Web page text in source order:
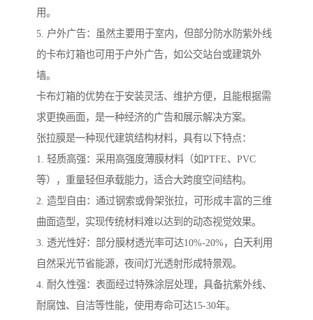
用。
5. 户外广告：虽然主要用于室内，但部分防水防紫外线
的卡布灯箱也可用于户外广告，如公交站台或建筑外
墙。
卡布灯箱的优势在于安装灵活、维护方便，且能根据需
求更换画面，是一种经济的广告和展示解决方案。
张拉膜是一种现代建筑结构材料，具有以下特点：
1. 轻质高强：采用高强度薄膜材料（如PTFE、PVC
等），重量轻但承载能力，适合大跨度空间结构。
2. 造型自由：通过钢索或骨架张拉，可形成丰富的三维
曲面造型，实现传统材料难以达到的动态视觉效果。
3. 透光性好：部分膜材透光率可达10%-20%，白天利用
自然采光节省能源，夜间灯光透射形成特景观。
4. 耐久性强：表面经过特殊涂层处理，具备抗紫外线、
耐腐蚀、自洁等性能，使用寿命可达15-30年。